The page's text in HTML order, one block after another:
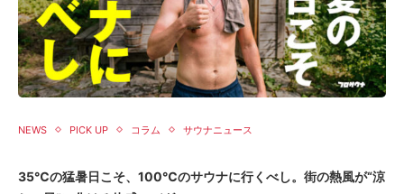
NEWS PICK UP コラム サウナニュース
35℃の猛暑日こそ、100℃のサウナに行くべし。街の熱風が“涼